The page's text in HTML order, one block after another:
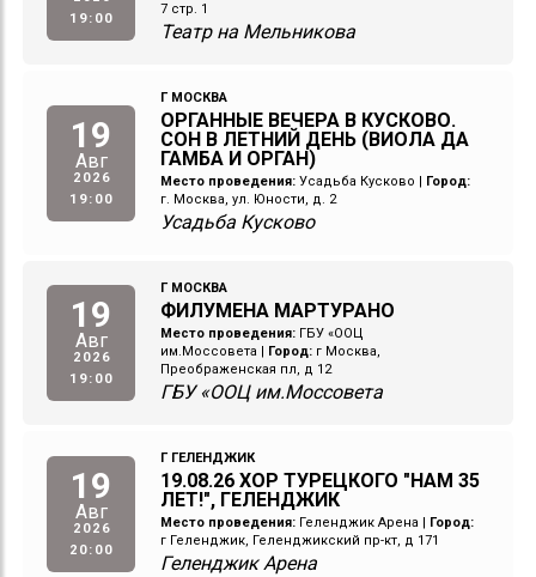
19:00
7 стр. 1
Театр на Мельникова
19
Авг
2026
19:00
Г МОСКВА
ОРГАННЫЕ ВЕЧЕРА В КУСКОВО.
СОН В ЛЕТНИЙ ДЕНЬ (ВИОЛА ДА
ГАМБА И ОРГАН)
Место проведения: Усадьба Кусково
Город:
г. Москва, ул. Юности, д. 2
Усадьба Кусково
19
Авг
2026
19:00
Г МОСКВА
ФИЛУМЕНА МАРТУРАНО
Место проведения: ГБУ «ООЦ
им.Моссовета
Город: г Москва,
Преображенская пл, д 12
ГБУ «ООЦ им.Моссовета
19
Авг
2026
20:00
Г ГЕЛЕНДЖИК
19.08.26 ХОР ТУРЕЦКОГО "НАМ 35
ЛЕТ!", ГЕЛЕНДЖИК
Место проведения: Геленджик Арена
Город:
г Геленджик, Геленджикский пр-кт, д 171
Геленджик Арена